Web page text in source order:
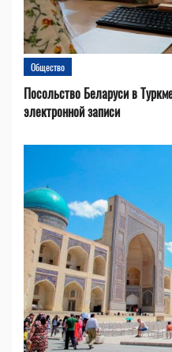
Общество
Посольство Беларуси в
электронной записи